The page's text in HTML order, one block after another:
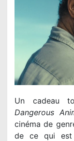
Un cadeau
Dangerous
cinéma de
de ce qui est